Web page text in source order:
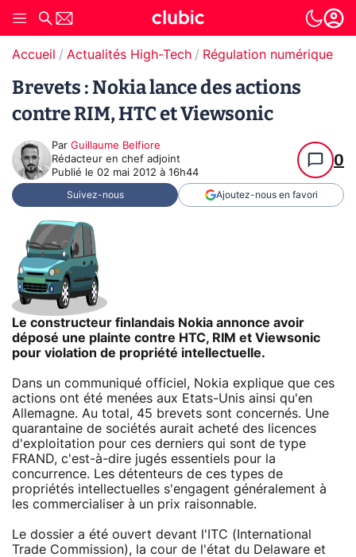
Accueil Actualités High-Tech Régulation numérique
Brevets : Nokia lance des actions
contre RIM, HTC et Viewsonic
Par Guillaume Belfiore
Rédacteur en chef adjoint
Publié le 02 mai 2012 à 16h44
0
Suivez-nous Ajoutez-nous en favori
Le constructeur finlandais Nokia annonce avoir
déposé une plainte contre HTC, RIM et Viewsonic
pour violation de propriété intellectuelle.
Dans un communiqué officiel, Nokia explique que ces
actions ont été menées aux Etats-Unis ainsi qu'en
Allemagne. Au total, 45 brevets sont concernés. Une
quarantaine de sociétés aurait acheté des licences
d'exploitation pour ces derniers qui sont de type
FRAND, c'est-à-dire jugés essentiels pour la
concurrence. Les détenteurs de ces types de
propriétés intellectuelles s'engagent généralement à
les commercialiser à un prix raisonnable.
Le dossier a été ouvert devant l'ITC (International
Trade Commission), la cour de l'état du Delaware et